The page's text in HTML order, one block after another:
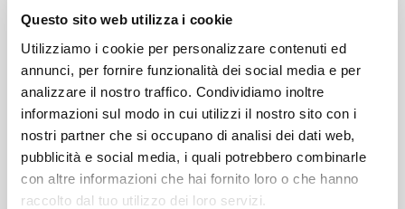
Questo sito web utilizza i cookie
Utilizziamo i cookie per personalizzare contenuti ed
annunci, per fornire funzionalità dei social media e per
analizzare il nostro traffico. Condividiamo inoltre
informazioni sul modo in cui utilizzi il nostro sito con i
nostri partner che si occupano di analisi dei dati web,
pubblicità e social media, i quali potrebbero combinarle
con altre informazioni che hai fornito loro o che hanno
raccolto dal tuo utilizzo dei loro servizi.
con due manici posti in senso verticale rispetto alla
lama stessa dulii.
Sistemava gli attrezzi in un sacco che buttava su una
spalla.
Materiale: legno, chiodi di legno (li costruiva
direttamente sul posto) e paglia ottenuta dalla
segale.